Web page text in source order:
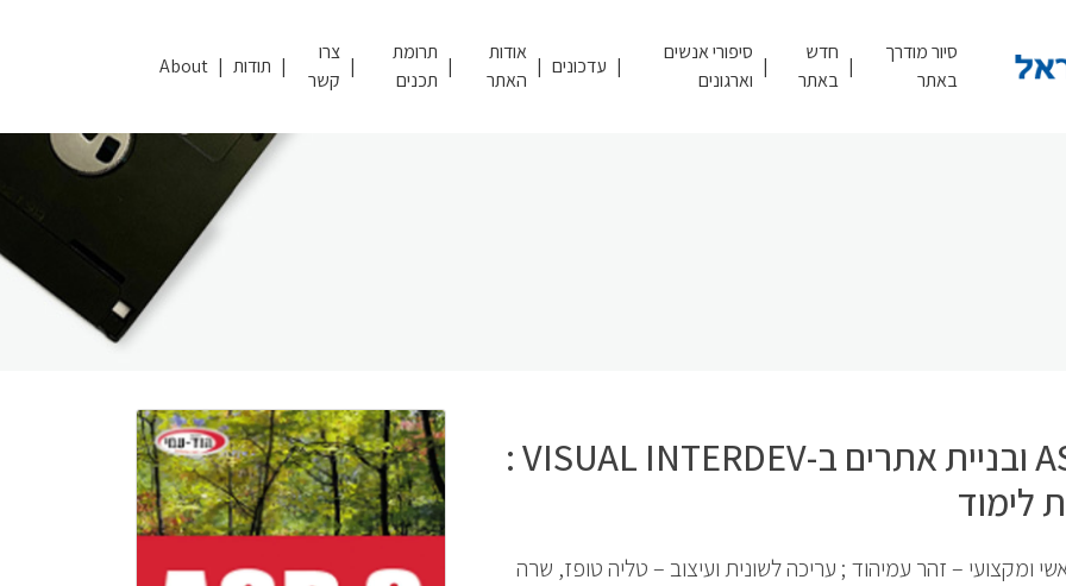
סיור מודרך
באתר
חדש
באתר
סיפורי אנשים
וארגונים
עדכונים
אודות
האתר
תרומת
תכנים
צרו
קשר
תודות About
3 ASP ובניית אתרים ב-VISUAL INTERDEV :
לימוד
ומקצועי – זהר עמיהוד ; עריכה לשונית ועיצוב – טליה טופז, שרה